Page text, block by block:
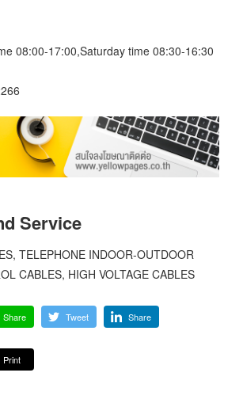
08:00-17:00,Saturday time 08:30-16:30
Service
TELEPHONE INDOOR-OUTDOOR
CABLES, HIGH VOLTAGE CABLES
Share Tweet Share
Print